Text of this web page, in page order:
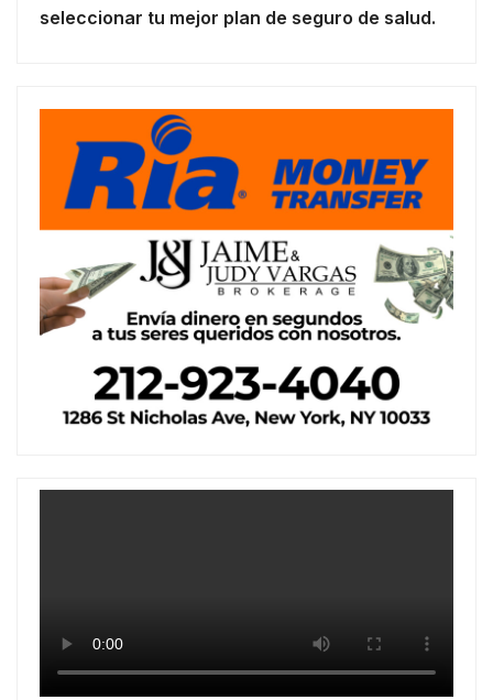
seleccionar tu mejor plan de seguro de salud.